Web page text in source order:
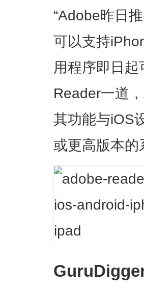
“Adobe昨日
可以支持
用程序即日
Reader一道
其功能与iOS
或更高版本